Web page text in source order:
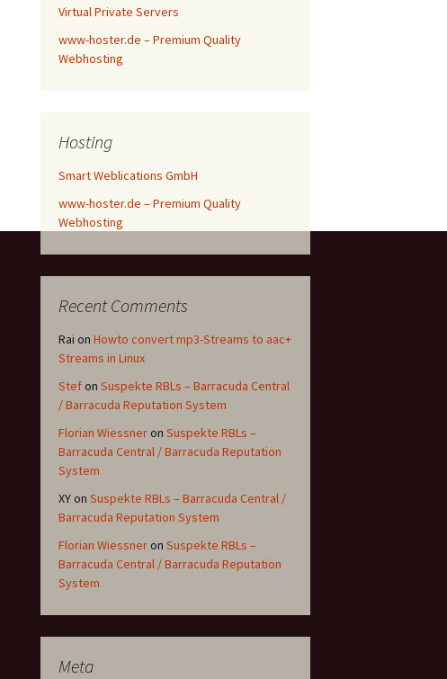
Virtual Private Servers
www-hoster.de – Premium Quality
Webhosting
Hosting
Smart Weblications GmbH
www-hoster.de – Premium Quality
Webhosting
Recent Comments
Rai on Howto convert mp3-Streams to aac+
Streams in Linux
Stefon Suspekte RBLs – Barracuda Central
/ Barracuda Reputation System
Florian Wiessneron Suspekte RBLs –
Barracuda Central / Barracuda Reputation
System
XYon Suspekte RBLs – Barracuda Central /
Barracuda Reputation System
Florian Wiessneron Suspekte RBLs –
Barracuda Central / Barracuda Reputation
System
Meta